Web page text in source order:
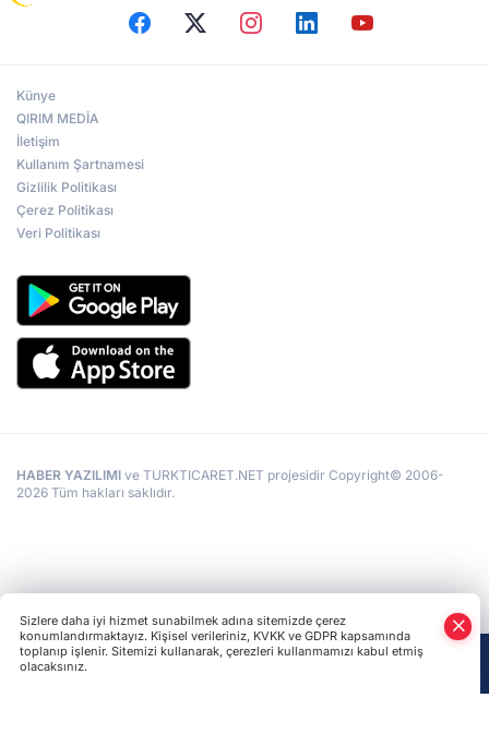
Künye
QIRIM MEDİA
İletişim
Kullanım Şartnamesi
Gizlilik Politikası
Çerez Politikası
Veri Politikası
HABER YAZILIMI ve TURKTICARET.NET projesidir Copyright© 2006-
2026 Tüm hakları saklıdır.
Sizlere daha iyi hizmet sunabilmek adına sitemizde çerez
konumlandırmaktayız. Kişisel verileriniz, KVKK ve GDPR kapsamında
toplanıp işlenir. Sitemizi kullanarak, çerezleri kullanmamızı kabul etmiş
olacaksınız.